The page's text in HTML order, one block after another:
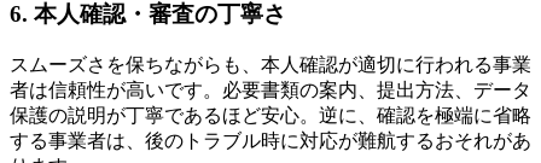
6. 本人確認・審査の丁寧さ
スムーズさを保ちながらも、本人確認が適切に行われる事業
者は信頼性が高いです。必要書類の案内、提出方法、データ
保護の説明が丁寧であるほど安心。逆に、確認を極端に省略
する事業者は、後のトラブル時に対応が難航するおそれがあ